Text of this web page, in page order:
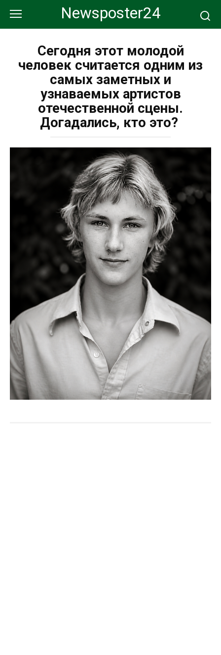
контенту
Newsposter24
Сегодня этот молодой
человек считается одним из
самых заметных и
узнаваемых артистов
отечественной сцены.
Догадались, кто это?